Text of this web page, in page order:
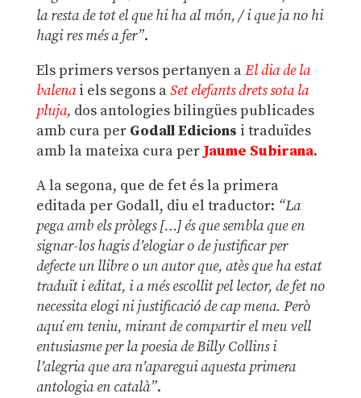
la resta de tot el que hi ha al món, / i que ja no hi
hagi res més a fer”.
Els primers versos pertanyen aEl dia de la
balenai els segons aSet elefants drets sota la
pluja, dos antologies bilingües publicades
amb cura per Godall Edicions i traduïdes
amb la mateixa cura perJaume Subirana.
A la segona, que de fet és la primera
editada per Godall, diu el traductor: “La
pega amb els pròlegs […] és que sembla que en
signar-los hagis d’elogiar o de justificar per
defecte un llibre o un autor que, atès que ha estat
traduït i editat, i a més escollit pel lector, de fet no
necessita elogi ni justificació de cap mena. Però
aquí em teniu, mirant de compartir el meu vell
entusiasme per la poesia de Billy Collins i
l’alegria que ara n’aparegui aquesta primera
antologia en català”.